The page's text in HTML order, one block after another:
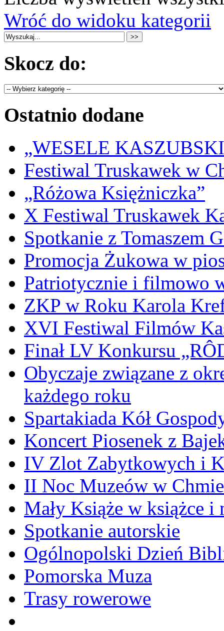
Wróć do widoku kategorii
Skocz do:
Ostatnio dodane
„WESELE
Festiwal Truskawek w
„Różowa Księżniczka”
X Festiwal Truskawek
Spotkanie z Tomaszem
Promocja Żukowa w
Patriotycznie i filmowo
ZKP w Roku Karola
XVI Festiwal Filmów
Finał LV Konkursu
Obyczaje związane z
każdego roku
Spartakiada Kół
Koncert Piosenek z
IV Zlot Zabytkowych i
II Noc Muzeów w
Mały Książe w książce i
Spotkanie autorskie
Ogólnopolski Dzień
Pomorska Muza
Trasy rowerowe